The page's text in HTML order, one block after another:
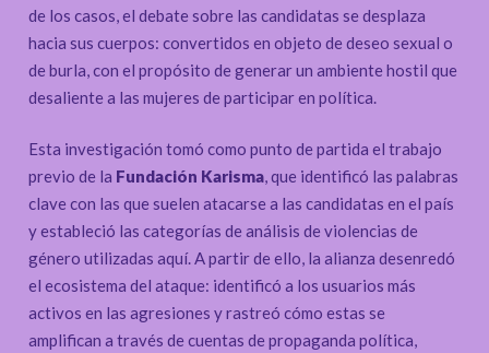
de los casos, el debate sobre las candidatas se desplaza
hacia sus cuerpos: convertidos en objeto de deseo sexual o
de burla, con el propósito de generar un ambiente hostil que
desaliente a las mujeres de participar en política.
Esta investigación tomó como punto de partida el trabajo
previo de la Fundación Karisma, que identificó las palabras
clave con las que suelen atacarse a las candidatas en el país
y estableció las categorías de análisis de violencias de
género utilizadas aquí. A partir de ello, la alianza desenredó
el ecosistema del ataque: identificó a los usuarios más
activos en las agresiones y rastreó cómo estas se
amplifican a través de cuentas de propaganda política,